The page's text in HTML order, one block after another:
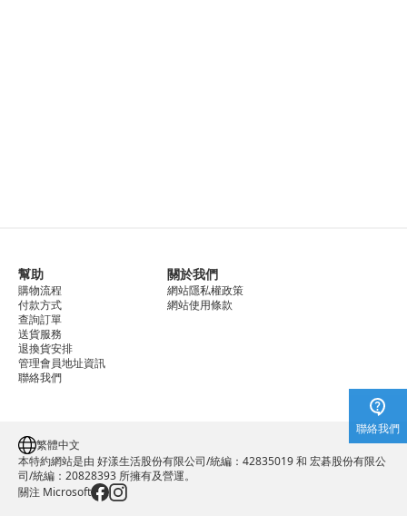
幫助
購物流程
付款方式
查詢訂單
送貨服務
退換貨安排
管理會員地址資訊
聯絡我們
關於我們
網站隱私權政策
網站使用條款
繁體中文
本特約網站是由 好漾生活股份有限公司/統編：42835019 和 宏碁股份有限公
司/統編：20828393 所擁有及營運。
關注 Microsoft
聯絡我們